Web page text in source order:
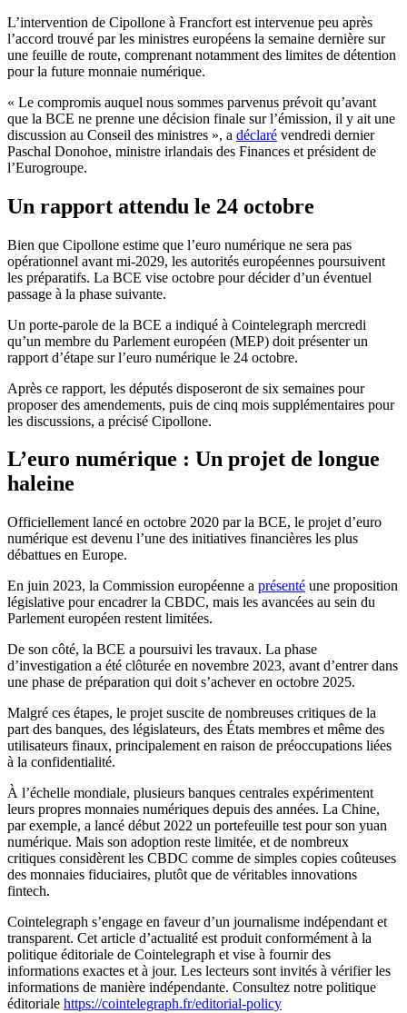
L’intervention de Cipollone à Francfort est intervenue peu après
l’accord trouvé par les ministres européens la semaine dernière sur
une feuille de route, comprenant notamment des limites de détention
pour la future monnaie numérique.
« Le compromis auquel nous sommes parvenus prévoit qu’avant
que la BCE ne prenne une décision finale sur l’émission, il y ait une
discussion au Conseil des ministres », a déclaré vendredi dernier
Paschal Donohoe, ministre irlandais des Finances et président de
l’Eurogroupe.
Un rapport attendu le 24 octobre
Bien que Cipollone estime que l’euro numérique ne sera pas
opérationnel avant mi-2029, les autorités européennes poursuivent
les préparatifs. La BCE vise octobre pour décider d’un éventuel
passage à la phase suivante.
Un porte-parole de la BCE a indiqué à Cointelegraph mercredi
qu’un membre du Parlement européen (MEP) doit présenter un
rapport d’étape sur l’euro numérique le 24 octobre.
Après ce rapport, les députés disposeront de six semaines pour
proposer des amendements, puis de cinq mois supplémentaires pour
les discussions, a précisé Cipollone.
L’euro numérique : Un projet de longue
haleine
Officiellement lancé en octobre 2020 par la BCE, le projet d’euro
numérique est devenu l’une des initiatives financières les plus
débattues en Europe.
En juin 2023, la Commission européenne a présenté une proposition
législative pour encadrer la CBDC, mais les avancées au sein du
Parlement européen restent limitées.
De son côté, la BCE a poursuivi les travaux. La phase
d’investigation a été clôturée en novembre 2023, avant d’entrer dans
une phase de préparation qui doit s’achever en octobre 2025.
Malgré ces étapes, le projet suscite de nombreuses critiques de la
part des banques, des législateurs, des États membres et même des
utilisateurs finaux, principalement en raison de préoccupations liées
à la confidentialité.
À l’échelle mondiale, plusieurs banques centrales expérimentent
leurs propres monnaies numériques depuis des années. La Chine,
par exemple, a lancé début 2022 un portefeuille test pour son yuan
numérique. Mais son adoption reste limitée, et de nombreux
critiques considèrent les CBDC comme de simples copies coûteuses
des monnaies fiduciaires, plutôt que de véritables innovations
fintech.
Cointelegraph s’engage en faveur d’un journalisme indépendant et
transparent. Cet article d’actualité est produit conformément à la
politique éditoriale de Cointelegraph et vise à fournir des
informations exactes et à jour. Les lecteurs sont invités à vérifier les
informations de manière indépendante. Consultez notre politique
éditoriale https://cointelegraph.fr/editorial-policy